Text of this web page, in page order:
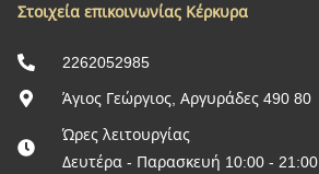
Στοιχεία επικοινωνίας Κέρκυρα
2262052985
Άγιος Γεώργιος, Αργυράδες 490 80
Ώρες λειτουργίας
Δευτέρα - Παρασκευή 10:00 - 21:00